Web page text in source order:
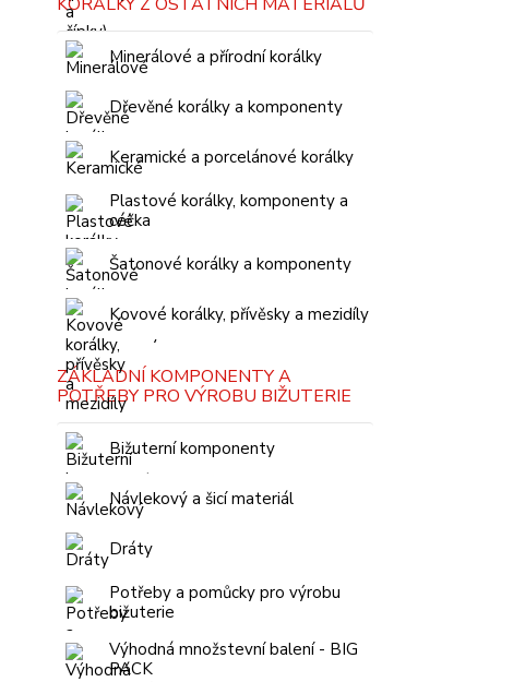
Minerálové a přírodní korálky
Dřevěné korálky a komponenty
Keramické a porcelánové korálky
Plastové korálky, komponenty a
céčka
Šatonové korálky a komponenty
Kovové korálky, přívěsky a mezidíly
ZÁKLADNÍ KOMPONENTY A
POTŘEBY PRO VÝROBU BIŽUTERIE
Bižuterní komponenty
Návlekový a šicí materiál
Dráty
Potřeby a pomůcky pro výrobu
bižuterie
Výhodná množstevní balení - BIG
PACK